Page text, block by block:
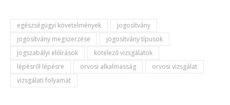
egészségügyi követelmények
jogosítvány
jogosítvány megszerzése
jogosítvány típusok
jogszabályi előírások
kötelező vizsgálatok
lépésről lépésre
orvosi alkalmasság
orvosi vizsgálat
vizsgálati folyamat